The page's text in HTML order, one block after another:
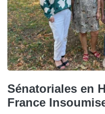
Sénatoriales en
France